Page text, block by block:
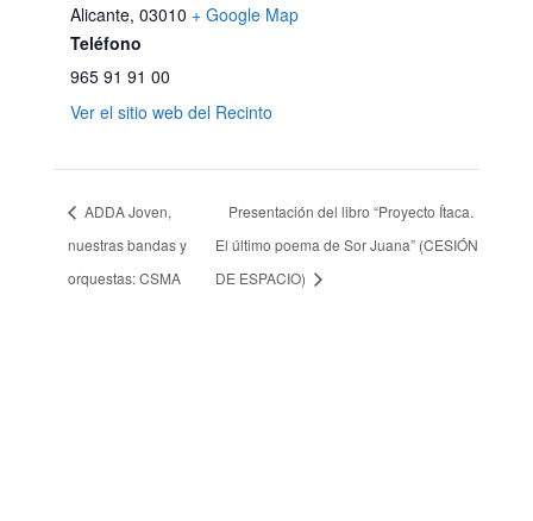
Alicante, 03010 + Google Map
Teléfono
965 91 91 00
Ver el sitio web del Recinto
ADDA Joven,
nuestras bandas y
orquestas: CSMA
Presentación del libro “Proyecto Ítaca.
El último poema de Sor Juana” (CESIÓN
DE ESPACIO)